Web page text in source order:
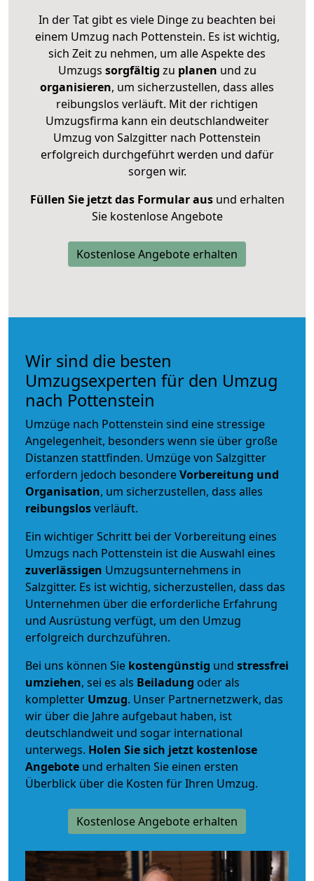
In der Tat gibt es viele Dinge zu beachten bei
einem Umzug nach Pottenstein. Es ist wichtig,
sich Zeit zu nehmen, um alle Aspekte des
Umzugs sorgfältig zu planen und zu
organisieren, um sicherzustellen, dass alles
reibungslos verläuft. Mit der richtigen
Umzugsfirma kann ein deutschlandweiter
Umzug von Salzgitter nach Pottenstein
erfolgreich durchgeführt werden und dafür
sorgen wir.
Füllen Sie jetzt das Formular ausund erhalten
Sie kostenlose Angebote
Kostenlose Angebote erhalten
Wir sind die besten
Umzugsexperten für den Umzug
nach Pottenstein
Umzüge nach Pottenstein sind eine stressige
Angelegenheit, besonders wenn sie über große
Distanzen stattfinden. Umzüge von Salzgitter
erfordern jedoch besondereVorbereitung und
Organisation, um sicherzustellen, dass alles
reibungslosverläuft.
Ein wichtiger Schritt bei der Vorbereitung eines
Umzugs nach Pottenstein ist die Auswahl eines
zuverlässigen Umzugsunternehmens in
Salzgitter. Es ist wichtig, sicherzustellen, dass das
Unternehmen über die erforderliche Erfahrung
und Ausrüstung verfügt, um den Umzug
erfolgreich durchzuführen.
Bei uns können Sie kostengünstig und stressfrei
umziehen, sei es als Beiladung oder als
kompletter Umzug. Unser Partnernetzwerk, das
wir über die Jahre aufgebaut haben, ist
deutschlandweit und sogar international
unterwegs. Holen Sie sich jetzt kostenlose
Angebote und erhalten Sie einen ersten
Überblick über die Kosten für Ihren Umzug.
Kostenlose Angebote erhalten